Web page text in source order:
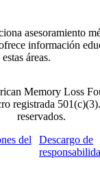
asesoramiento
información
áreas.
Memory Loss
registrada
reservados.
del
Descargo de